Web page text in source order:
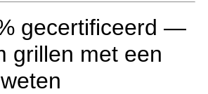
gecertificeerd —
grillen met een